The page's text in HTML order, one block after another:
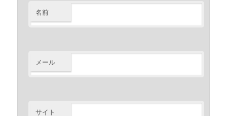
名前
メール
サイト